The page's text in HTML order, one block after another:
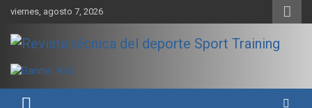
Skip
content
viernes, agosto 7, 2026
Revista técnica del deporte
Sport Training
rendimiento, nutrición y entrenamiento.